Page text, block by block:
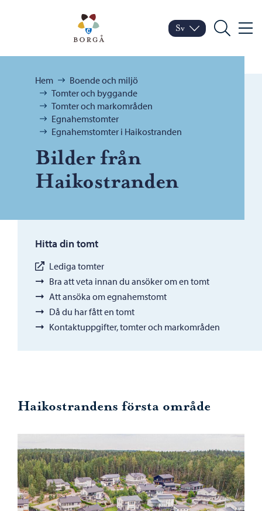
Porvoo – Gå till
Byt språk
Nuvarande språk:
Sv
Sök Meny
Bläddra:
Hem
Boende och miljö
Tomter och byggande
Tomter och markområden
Egnahemstomter
Egnahemstomter i Haikostranden
Bilder från
Haikostranden
Hitta din tomt
Lediga tomter
Bra att veta innan du ansöker om en tomt
Att ansöka om egnahemstomt
Då du har fått en tomt
Kontaktuppgifter, tomter och markområden
Haikostrandens första område